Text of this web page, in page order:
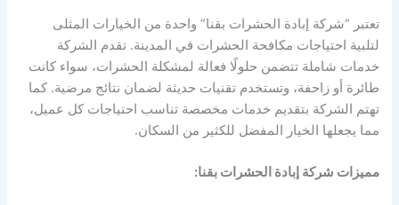
تعتبر “شركة إبادة الحشرات بقنا” واحدة من الخيارات المثلى
لتلبية احتياجات مكافحة الحشرات في المدينة. تقدم الشركة
خدمات شاملة تتضمن حلولًا فعالة لمشكلة الحشرات، سواء كانت
طائرة أو زاحفة، وتستخدم تقنيات حديثة لضمان نتائج مرضية. كما
تهتم الشركة بتقديم خدمات مخصصة تناسب احتياجات كل عميل،
مما يجعلها الخيار المفضل للكثير من السكان.
مميزات شركة إبادة الحشرات بقنا: